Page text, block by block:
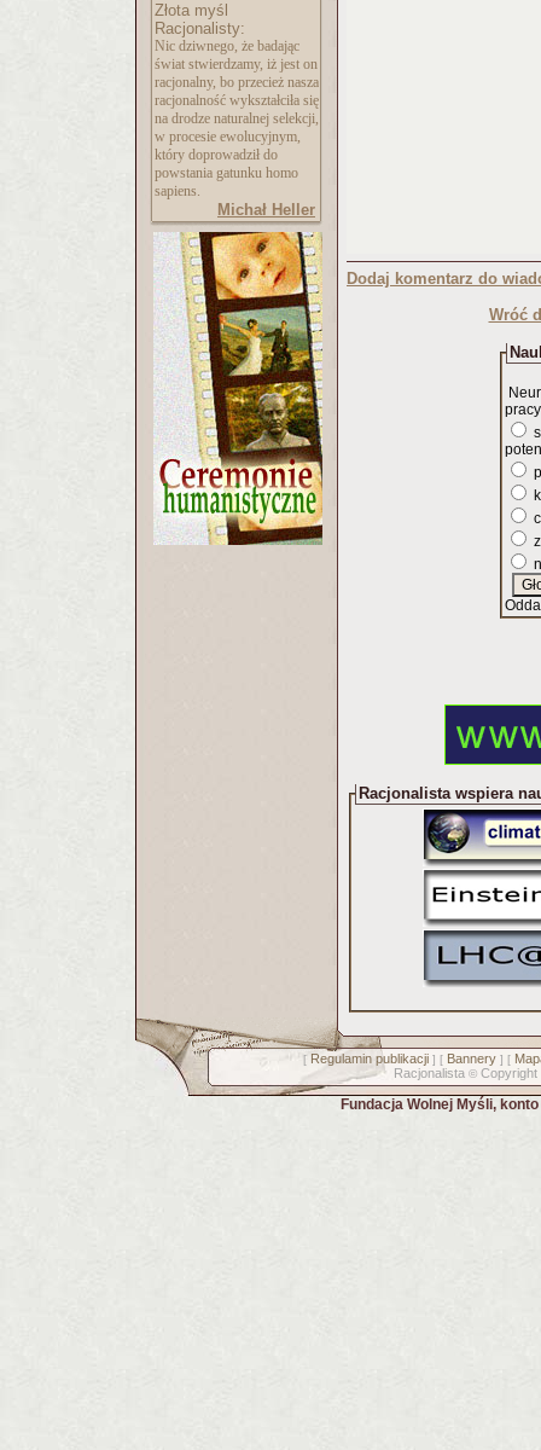
Złota myśl
Racjonalisty:
Nic dziwnego, że badając
świat stwierdzamy, iż jest on
racjonalny, bo przecież nasza
racjonalność wykształciła się
na drodze naturalnej selekcji,
w procesie ewolucyjnym,
który doprowadził do
powstania gatunku homo
sapiens.
Michał Heller
Dodaj komentarz do
Wróć
Racjonalista wspiera
[ Regulamin publikacji] [ Bannery] [
Racjonalista © Copyright
Fundacja Wolnej Myśli,